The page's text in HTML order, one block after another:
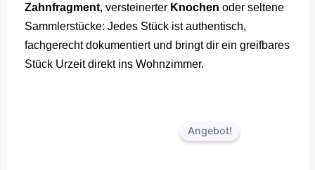
Zahnfragment, versteinerter Knochen oder seltene
Sammlerstücke: Jedes Stück ist authentisch,
fachgerecht dokumentiert und bringt dir ein greifbares
Stück Urzeit direkt ins Wohnzimmer.
Angebot!Preis
war: